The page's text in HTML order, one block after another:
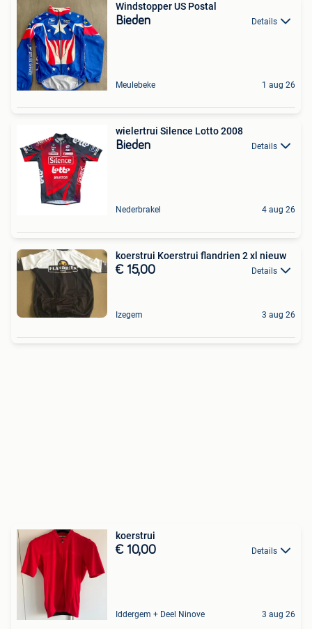
Windstopper US Postal
Bieden Details
Meulebeke 1 aug 26
wielertrui Silence Lotto 2008
Bieden Details
Nederbrakel 4 aug 26
koerstrui Koerstrui flandrien 2 xl nieuw
€ 15,00 Details
Izegem 3 aug 26
koerstrui
€ 10,00 Details
Iddergem + Deel Ninove 3 aug 26